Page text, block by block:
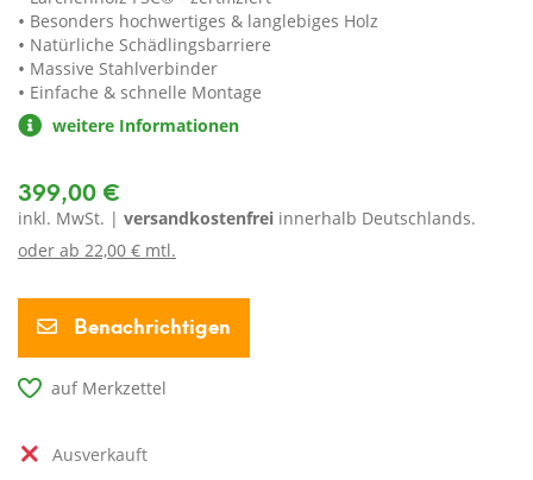
Besonders hochwertiges & langlebiges Holz
Natürliche Schädlingsbarriere
Massive Stahlverbinder
Einfache & schnelle Montage
weitere Informationen
399,00 €
inkl. MwSt. | versandkostenfrei innerhalb Deutschlands.
oder ab 22,00 € mtl.
Benachrichtigen
auf Merkzettel
ausverkauft